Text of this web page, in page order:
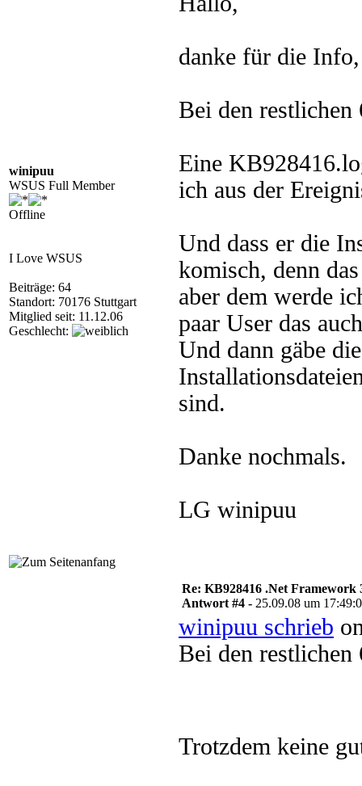
winipuu
WSUS Full Member
Offline
I Love WSUS
Beiträge: 64
Standort: 70176 Stuttgart
Mitglied seit: 11.12.06
Geschlecht:
danke für die
Bei den restlichen
Eine
ich aus der
Und dass er die
komisch, denn
aber dem werde
paar User das
Und dann gäbe
sind.
Danke nochmals.
LG winipuu
Re: KB928416 .Net Framework
Antwort #4 - 25.09.08 um
winipuu schrieb
Bei den restlichen
Trotzdem keine